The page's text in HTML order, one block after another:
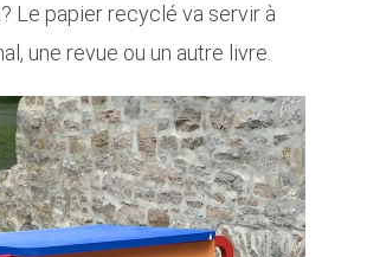
Le papier recyclé va servir à
une revue ou un autre livre.